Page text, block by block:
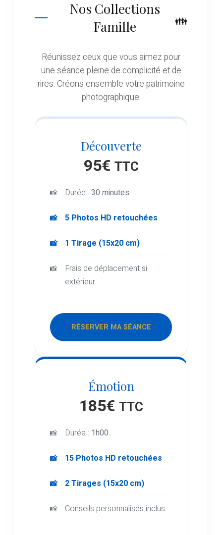
Nos Collections
Famille
Réunissez ceux que vous aimez pour
une séance pleine de complicité et de
rires. Créons ensemble votre patrimoine
photographique.
Découverte
95€ TTC
Durée : 30 minutes
5 Photos HD retouchées
1 Tirage (15x20 cm)
Frais de déplacement si
extérieur
RÉSERVER MA SÉANCE
Émotion
185€ TTC
Durée : 1h00
15 Photos HD retouchées
2 Tirages (15x20 cm)
Conseils personnalisés inclus